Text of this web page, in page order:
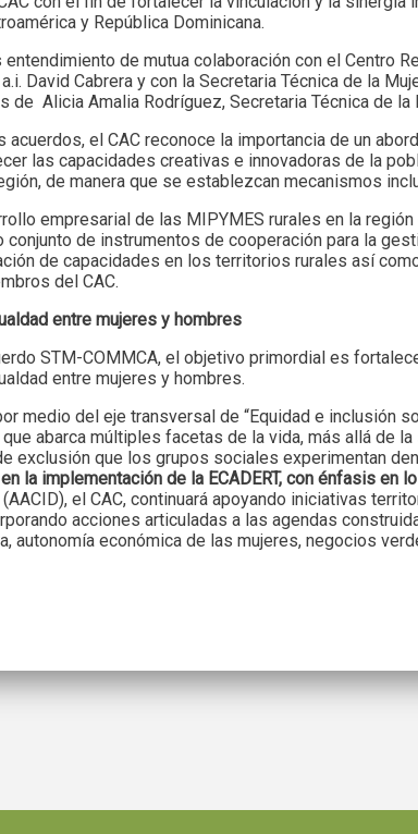
y República Dominicana.
de mutua colaboración con el Centro
David Cabrera y con la Secretaria Técnica de la
de Alicia Amalia Rodríguez, Secretaria Técnica de la
acuerdos, el CAC reconoce la importancia de un
las capacidades creativas e innovadoras de la
de manera que se establezcan mecanismos
empresarial de las MIPYMES rurales en la
conjunto de instrumentos de cooperación para la
de capacidades en los territorios rurales así
del CAC.
entre mujeres y hombres
STM-COMMCA, el objetivo primordial es
entre mujeres y hombres.
medio del eje transversal de “Equidad e inclusión
que abarca múltiples facetas de la vida, más allá de
exclusión que los grupos sociales experimentan
la implementación de la ECADERT, con énfasis en
el CAC, continuará apoyando iniciativas
acciones articuladas a las agendas
autonomía económica de las mujeres, negocios